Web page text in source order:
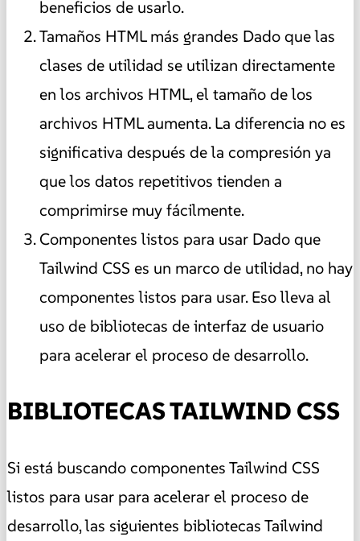
beneficios de usarlo.
Tamaños HTML más grandes Dado que las
clases de utilidad se utilizan directamente
en los archivos HTML, el tamaño de los
archivos HTML aumenta. La diferencia no es
significativa después de la compresión ya
que los datos repetitivos tienden a
comprimirse muy fácilmente.
Componentes listos para usar Dado que
Tailwind CSS es un marco de utilidad, no hay
componentes listos para usar. Eso lleva al
uso de bibliotecas de interfaz de usuario
para acelerar el proceso de desarrollo.
BIBLIOTECAS TAILWIND CSS
Si está buscando componentes Tailwind CSS
listos para usar para acelerar el proceso de
desarrollo, las siguientes bibliotecas Tailwind